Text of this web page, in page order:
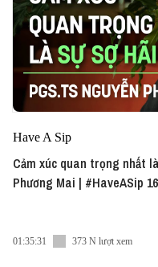
Have A Sip
Cảm xúc quan trọng nhất
Phương Mai | #HaveASip
01:35:31 373 N lượt xem